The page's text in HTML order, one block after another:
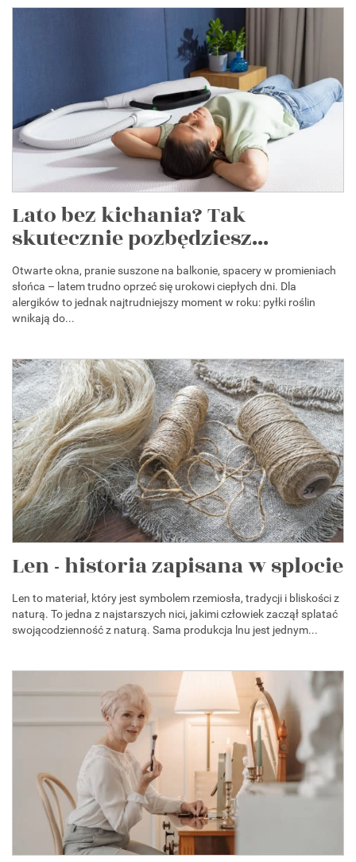
Lato bez kichania? Tak
skutecznie pozbędziesz...
Otwarte okna, pranie suszone na balkonie, spacery w promieniach
słońca – latem trudno oprzeć się urokowi ciepłych dni. Dla
alergików to jednak najtrudniejszy moment w roku: pyłki roślin
wnikają do...
Len - historia zapisana w splocie
Len to materiał, który jest symbolem rzemiosła, tradycji i bliskości z
naturą. To jedna z najstarszych nici, jakimi człowiek zaczął splatać
swojącodzienność z naturą. Sama produkcja lnu jest jednym...